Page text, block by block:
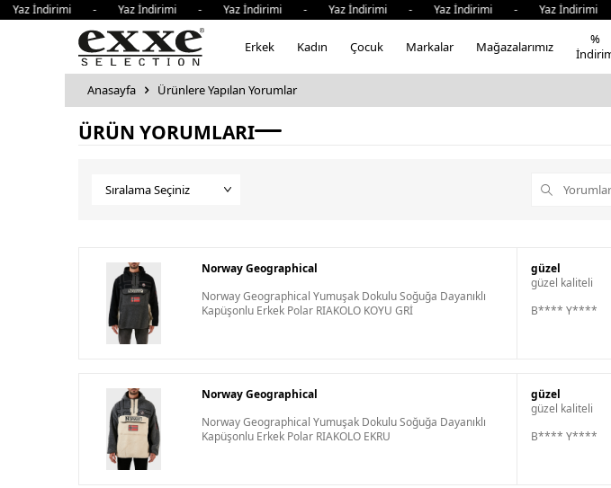
İndirimi - Yaz İndirimi - Yaz İndirimi - Yaz İndirimi - Yaz İndirimi - Yaz
Erkek Kadın Çocuk Markalar Mağazalarımız
%
Anasayfa Ürünlere Yapılan Yorumlar
ÜRÜN YORUMLARI
Norway Geographical
Norway Geographical Yumuşak Dokulu Soğuğa Dayanıklı
Kapüşonlu Erkek Polar RIAKOLO KOYU GRİ
güzel
güzel kaliteli
B**** Y****
Norway Geographical
Norway Geographical Yumuşak Dokulu Soğuğa Dayanıklı
Kapüşonlu Erkek Polar RIAKOLO EKRU
güzel
güzel kaliteli
B**** Y****